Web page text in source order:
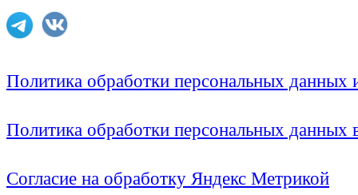
Политика обработки персональных
Политика обработки персональных
Согласие на обработку Яндекс Метрикой